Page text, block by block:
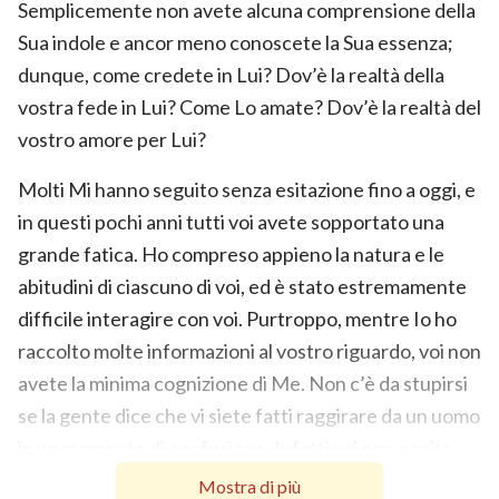
Semplicemente non avete alcuna comprensione della
Sua indole e ancor meno conoscete la Sua essenza;
dunque, come credete in Lui? Dov’è la realtà della
vostra fede in Lui? Come Lo amate? Dov’è la realtà del
vostro amore per Lui?
Molti Mi hanno seguito senza esitazione fino a oggi, e
in questi pochi anni tutti voi avete sopportato una
grande fatica. Ho compreso appieno la natura e le
abitudini di ciascuno di voi, ed è stato estremamente
difficile interagire con voi. Purtroppo, mentre Io ho
raccolto molte informazioni al vostro riguardo, voi non
avete la minima cognizione di Me. Non c’è da stupirsi
se la gente dice che vi siete fatti raggirare da un uomo
nulla della Mia indole, e tanto meno riuscite ad
Mostra di più